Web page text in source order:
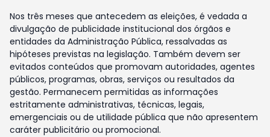
Nos três meses que antecedem as eleições, é vedada a
divulgação de publicidade institucional dos órgãos e
entidades da Administração Pública, ressalvadas as
hipóteses previstas na legislação. Também devem ser
evitados conteúdos que promovam autoridades, agentes
públicos, programas, obras, serviços ou resultados da
gestão. Permanecem permitidas as informações
estritamente administrativas, técnicas, legais,
emergenciais ou de utilidade pública que não apresentem
caráter publicitário ou promocional.